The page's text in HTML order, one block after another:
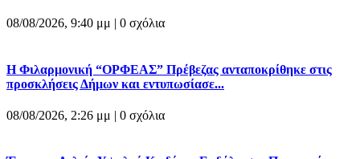
08/08/2026, 9:40 μμ | 0 σχόλια
Η Φιλαρμονική “ΟΡΦΕΑΣ” Πρέβεζας ανταποκρίθηκε στις
προσκλήσεις Δήμων και εντυπωσίασε...
08/08/2026, 2:26 μμ | 0 σχόλια